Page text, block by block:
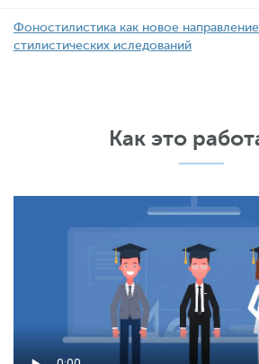
Фоностилистика как новое направление
стилистических иследований
Как это